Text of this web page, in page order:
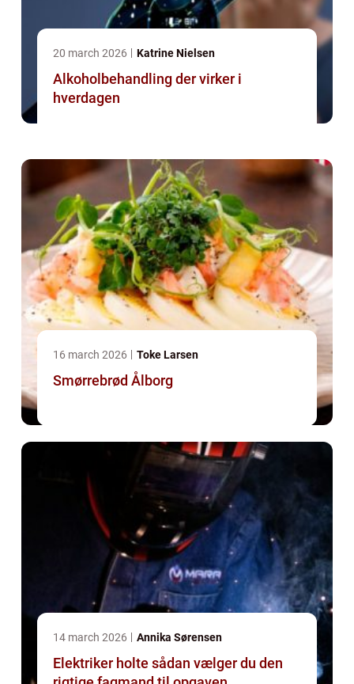
20 march 2026 Katrine Nielsen
Alkoholbehandling der virker i
hverdagen
16 march 2026 Toke Larsen
Smørrebrød Ålborg
14 march 2026 Annika Sørensen
Elektriker holte sådan vælger du den